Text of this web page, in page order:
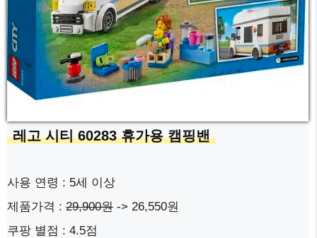
레고 시티 60283 휴가용 캠핑밴
사용 연령 : 5세 이상
제품가격 : 29,900원 -> 26,550원
쿠팡 별점 : 4.5점